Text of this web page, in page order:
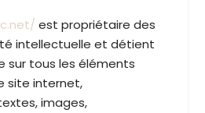
est propriétaire des
intellectuelle et détient
sur tous les éléments
site internet,
images,